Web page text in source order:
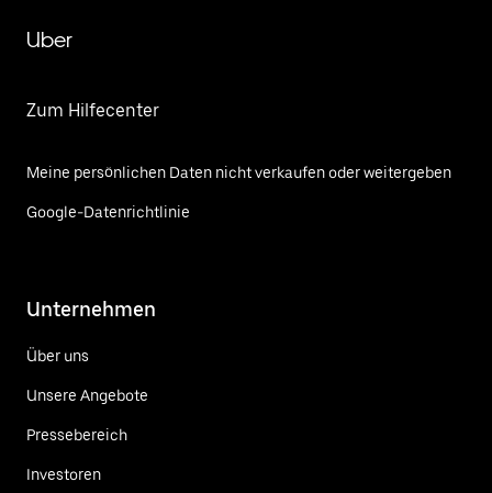
Uber
Zum Hilfecenter
Meine persönlichen Daten nicht verkaufen oder weitergeben
Google-Datenrichtlinie
Unternehmen
Über uns
Unsere Angebote
Pressebereich
Investoren